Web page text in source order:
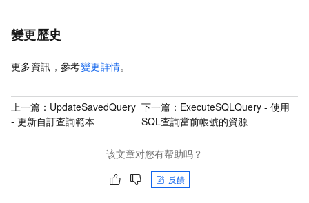
變更歷史
更多資訊，參考變更詳情。
上一篇： UpdateSavedQuery
- 更新自訂查詢範本
下一篇： ExecuteSQLQuery - 使用
SQL查詢當前帳號的資源
该文章对您有帮助吗？
反饋